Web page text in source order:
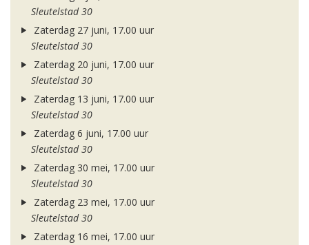
Sleutelstad 30
Zaterdag 27 juni, 17.00 uur
Sleutelstad 30
Zaterdag 20 juni, 17.00 uur
Sleutelstad 30
Zaterdag 13 juni, 17.00 uur
Sleutelstad 30
Zaterdag 6 juni, 17.00 uur
Sleutelstad 30
Zaterdag 30 mei, 17.00 uur
Sleutelstad 30
Zaterdag 23 mei, 17.00 uur
Sleutelstad 30
Zaterdag 16 mei, 17.00 uur